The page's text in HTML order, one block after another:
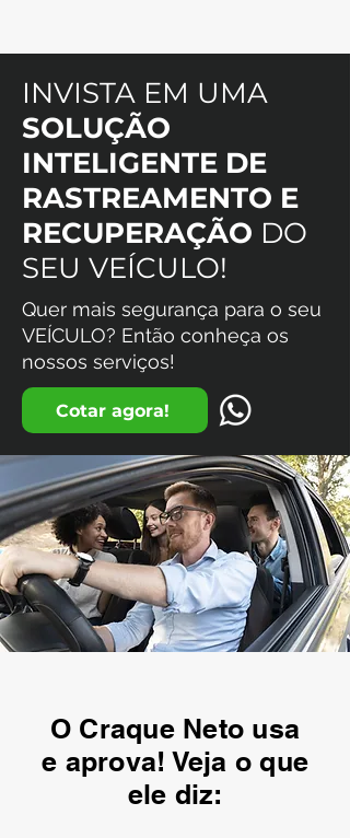
INVISTA EM UMA
SOLUÇÃO
INTELIGENTE DE
RASTREAMENTO E
RECUPERAÇÃO DO
SEU VEÍCULO!
Quer mais segurança para o seu
VEÍCULO? Então conheça os
nossos serviços!
Cotar agora!
O Craque Neto usa
e aprova! Veja o que
ele diz: